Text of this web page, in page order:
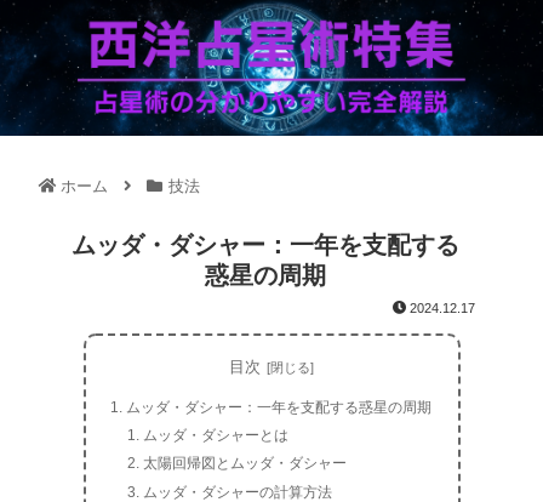
ホーム 技法
ムッダ・ダシャー：一年を支配する
惑星の周期
2024.12.17
目次
ムッダ・ダシャー：一年を支配する惑星の周期
ムッダ・ダシャーとは
太陽回帰図とムッダ・ダシャー
ムッダ・ダシャーの計算方法